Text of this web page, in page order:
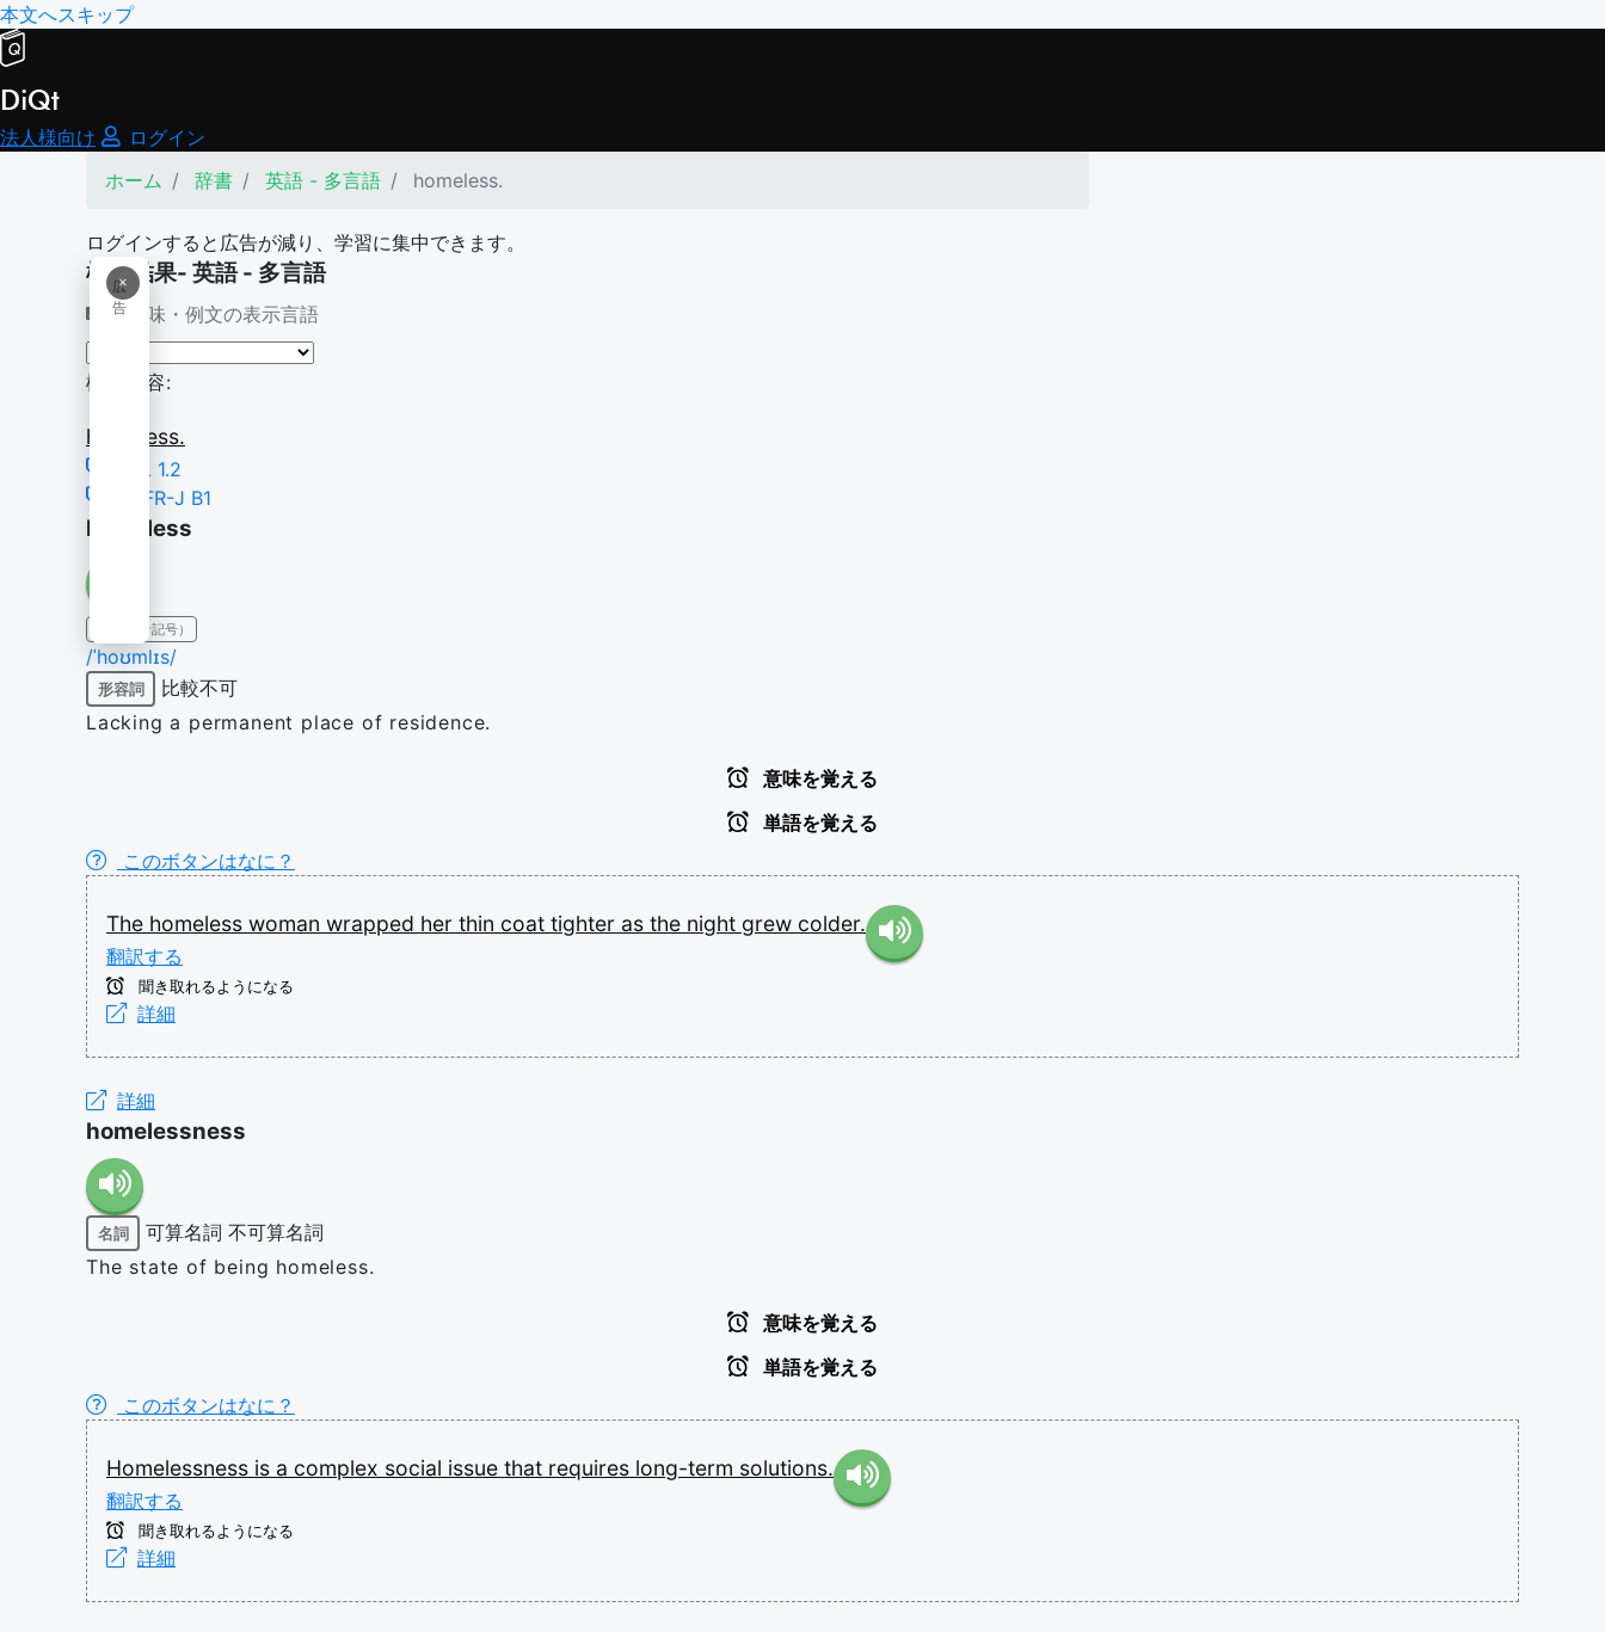
本文へスキップ
DiQt
法人様向け
ログイン
ホーム
辞書 英語 - 多言語 homeless.
ログインすると広告が減り、学習に集中できます。
×
広
告
検索結果- 英語 - 多言語
意味・例文の表示言語
検索内容:
homeless.
TSL 1.2
CEFR-J B1
homeless
IPA（発音記号）
/ˈhoʊmlɪs/
形容詞
比較不可
Lacking a permanent place of residence.
意味を覚える
単語を覚える
このボタンはなに？
The homeless woman wrapped her thin coat tighter as the night grew colder.
翻訳する
聞き取れるようになる
詳細
詳細
homelessness
名詞 可算名詞 不可算名詞
The state of being homeless.
意味を覚える
単語を覚える
このボタンはなに？
Homelessness is a complex social issue that requires long-term solutions.
翻訳する
聞き取れるようになる
詳細